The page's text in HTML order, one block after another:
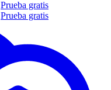
Prueba gratis
Prueba gratis